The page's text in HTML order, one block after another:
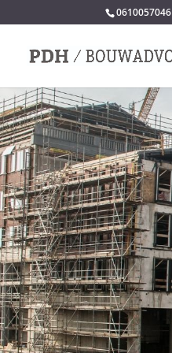
0610057046